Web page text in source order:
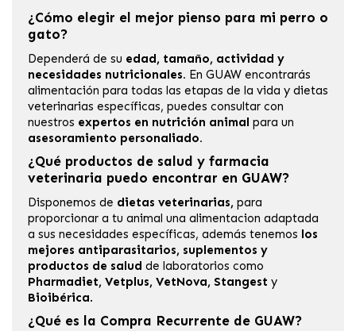
¿Cómo elegir el mejor pienso para mi perro o
gato?
Dependerá de su edad, tamaño, actividad y
necesidades nutricionales. En GUAW encontrarás
alimentación para todas las etapas de la vida y dietas
veterinarias específicas, puedes consultar con
nuestros expertos en nutrición animal para un
asesoramiento personaliado.
¿Qué productos de salud y farmacia
veterinaria puedo encontrar en GUAW?
Disponemos de dietas veterinarias, para
proporcionar a tu animal una alimentacion adaptada
a sus necesidades específicas, además tenemos los
mejores antiparasitarios, suplementos y
productos de salud de laboratorios como
Pharmadiet, Vetplus, VetNova, Stangest y
Bioibérica.
¿Qué es la Compra Recurrente de GUAW?